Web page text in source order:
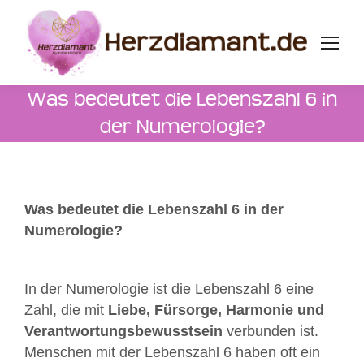
Was bedeutet die Lebenszahl 6 in
der Numerologie?
Was bedeutet die Lebenszahl 6 in der
Numerologie?
In der Numerologie ist die Lebenszahl 6 eine
Zahl, die mit Liebe, Fürsorge, Harmonie und
Verantwortungsbewusstsein verbunden ist.
Menschen mit der Lebenszahl 6 haben oft ein